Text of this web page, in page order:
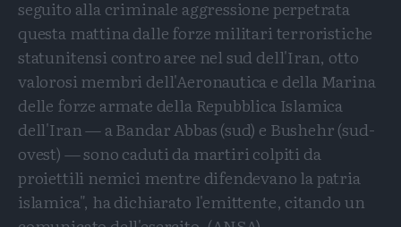
seguito alla criminale aggressione perpetrata
questa mattina dalle forze militari terroristiche
statunitensi contro aree nel sud dell'Iran, otto
valorosi membri dell'Aeronautica e della Marina
delle forze armate della Repubblica Islamica
dell'Iran — a Bandar Abbas (sud) e Bushehr (sud-
ovest) — sono caduti da martiri colpiti da
proiettili nemici mentre difendevano la patria
islamica", ha dichiarato l'emittente, citando un